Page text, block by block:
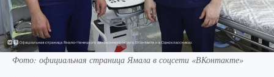
Фото: официальная страница Ямала в соцсети «ВКонтакте»